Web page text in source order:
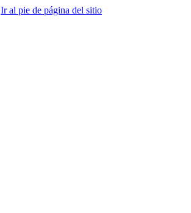
Ir al pie de página del sitio